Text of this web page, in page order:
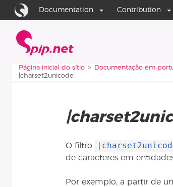
Aller au contenu
Aller à la navigation
Documentation Contribution
Vous êtes ici :
Página inicial do sítio Documentação em
|charset2unicode
O filtro
de caracteres em
Por exemplo, a partir de